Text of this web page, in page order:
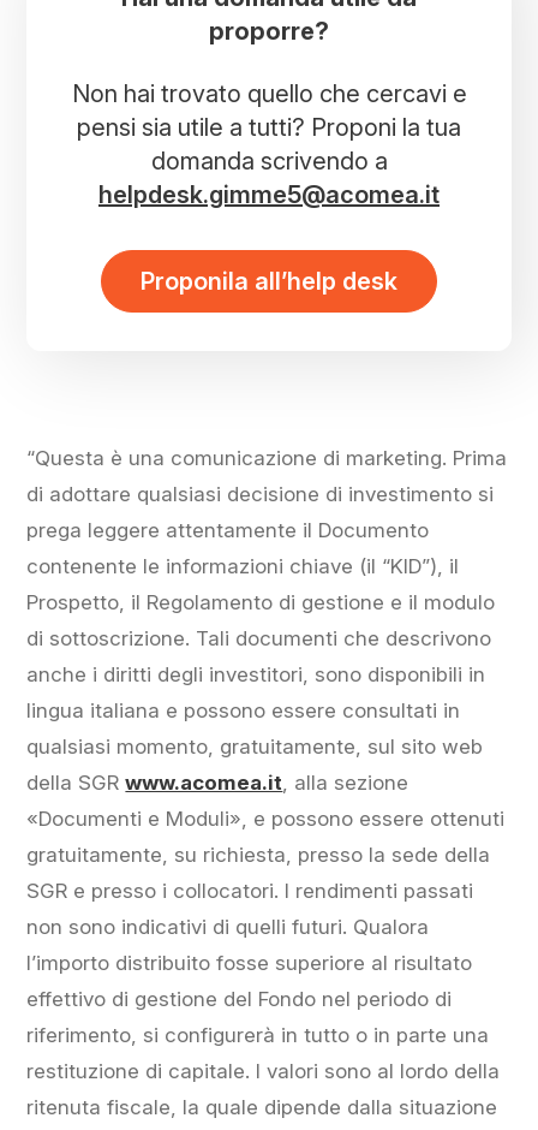
proporre?
Non hai trovato quello che cercavi e
pensi sia utile a tutti? Proponi la tua
domanda scrivendo a
helpdesk.gimme5@acomea.it
Proponila all’help desk
“Questa è una comunicazione di marketing. Prima
di adottare qualsiasi decisione di investimento si
prega leggere attentamente il Documento
contenente le informazioni chiave (il “KID”), il
Prospetto, il Regolamento di gestione e il modulo
di sottoscrizione. Tali documenti che descrivono
anche i diritti degli investitori, sono disponibili in
lingua italiana e possono essere consultati in
qualsiasi momento, gratuitamente, sul sito web
della SGRwww.acomea.it, alla sezione
«Documenti e Moduli», e possono essere ottenuti
gratuitamente, su richiesta, presso la sede della
SGR e presso i collocatori. I rendimenti passati
non sono indicativi di quelli futuri. Qualora
l’importo distribuito fosse superiore al risultato
effettivo di gestione del Fondo nel periodo di
riferimento, si configurerà in tutto o in parte una
restituzione di capitale. I valori sono al lordo della
ritenuta fiscale, la quale dipende dalla situazione